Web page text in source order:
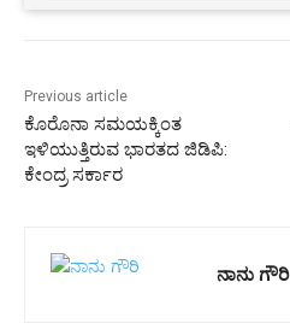
Previous article
ಕೊರೊನಾ ಸಮಯಕ್ಕಿಂತ
ಇಳಿಯುತ್ತಿರುವ ಭಾರತದ ಜಿಡಿಪಿ:
ಕೇಂದ್ರ ಸರ್ಕಾರ
ನಾನು ಗೌರಿ